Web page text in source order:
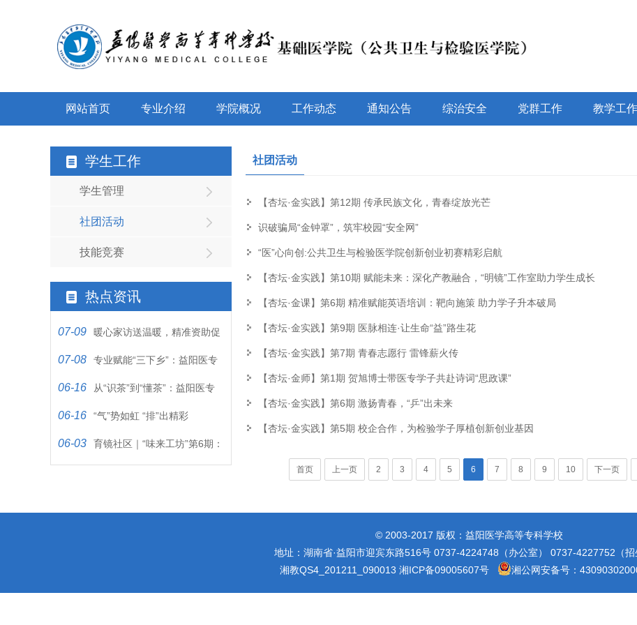
网站首页 专业介绍 学院概况 工作动态 通知公告 综治安全 党群工作 教学工作
学生工作
学生管理
社团活动
技能竞赛
热点资讯
07-09 暖心家访送温暖，精准资助促
成长
07-08 专业赋能“三下乡”：益阳医专
学子用“双检”服务守护“一…
06-16 从“识茶”到“懂茶”：益阳医专
学子在茶香里“品”出文化…
06-16 “气”势如虹 “排”出精彩
06-03 育镜社区｜“味来工坊”第6期：
社团活动
【杏坛·金实践】第12期 传承民族文化，青春绽放光芒
识破骗局“金钟罩”，筑牢校园“安全网”
“医”心向创:公共卫生与检验医学院创新创业初赛精彩启航
【杏坛·金实践】第10期 赋能未来：深化产教融合，“明镜”工作室助力学生成长
【杏坛·金课】第6期 精准赋能英语培训：靶向施策 助力学子升本破局
【杏坛·金实践】第9期 医脉相连·让生命“益”路生花
【杏坛·金实践】第7期 青春志愿行 雷锋薪火传
【杏坛·金师】第1期 贺旭博士带医专学子共赴诗词“思政课”
【杏坛·金实践】第6期 激扬青春，“乒”出未来
【杏坛·金实践】第5期 校企合作，为检验学子厚植创新创业基因
首页 上一页 2 3 4 5 6 7 8 9 10 下一页
© 2003-2017 版权：益阳医学高等专科学校
地址：湖南省·益阳市迎宾东路516号 0737-4224748（办公室） 0737-4227752（招
湘教QS4_201211_090013 湘ICP备09005607号 湘公网安备号：